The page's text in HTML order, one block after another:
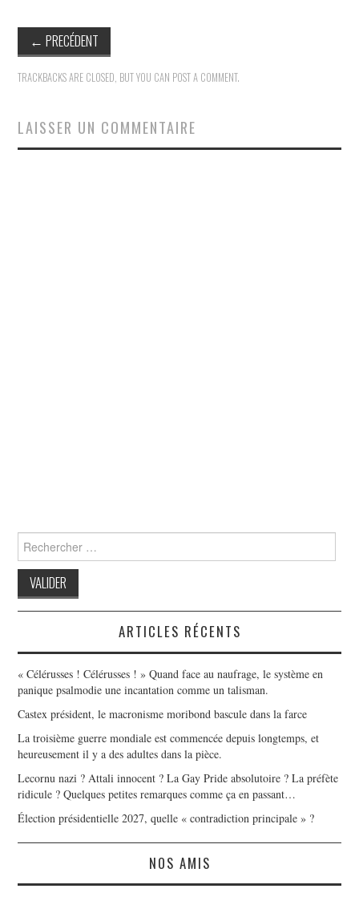
← PRECÉDENT
TRACKBACKS ARE CLOSED, BUT YOU CAN POST A COMMENT.
LAISSER UN COMMENTAIRE
Search
for:
ARTICLES RÉCENTS
« Célérusses ! Célérusses ! » Quand face au naufrage, le système en
panique psalmodie une incantation comme un talisman.
Castex président, le macronisme moribond bascule dans la farce
La troisième guerre mondiale est commencée depuis longtemps, et
heureusement il y a des adultes dans la pièce.
Lecornu nazi ? Attali innocent ? La Gay Pride absolutoire ? La préfète
ridicule ? Quelques petites remarques comme ça en passant…
Élection présidentielle 2027, quelle « contradiction principale » ?
NOS AMIS